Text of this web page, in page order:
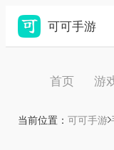
可可手游
首页 游
当前位置： 可可手游